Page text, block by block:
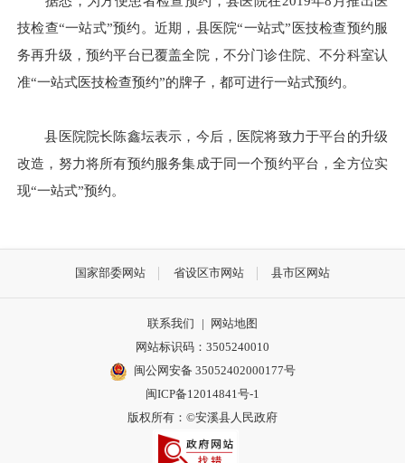
技检查“一站式”预约。近期，县医院“一站式”医技检查预约服
务再升级，预约平台已覆盖全院，不分门诊住院、不分科室认
准“一站式医技检查预约”的牌子，都可进行一站式预约。
县医院院长陈鑫坛表示，今后，医院将致力于平台的升级
改造，努力将所有预约服务集成于同一个预约平台，全方位实
现“一站式”预约。
国家部委网站 省设区市网站 县市区网站
联系我们 |
网站地图
网站标识码：3505240010
闽公网安备 35052402000177号
闽ICP备12014841号-1
版权所有：©安溪县人民政府